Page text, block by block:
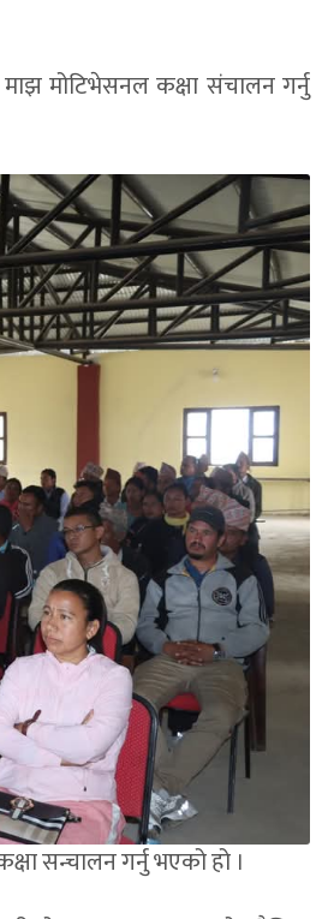
मोटिभेसनल कक्षा संचालन गर्नु
सन्चालन गर्नु भएको हो ।